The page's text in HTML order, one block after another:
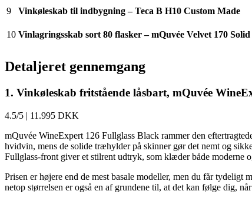
9
Vinkøleskab til indbygning – Teca B H10 Custom Made
10 Vinlagringsskab sort 80 flasker – mQuvée Velvet 170
Detaljeret gennemgang
1. Vinkøleskab fritstående låsbart, mQuvée
4.5/5 | 11.995 DKK
mQuvée WineExpert 126 Fullglass Black rammer den
hvidvin, mens de solide træhylder på skinner gør det nemt og
Fullglass-front giver et stilrent udtryk, som klæder både moderne
Prisen er højere end de mest basale modeller, men du får
netop størrelsen er også en af grundene til, at det kan følge dig,